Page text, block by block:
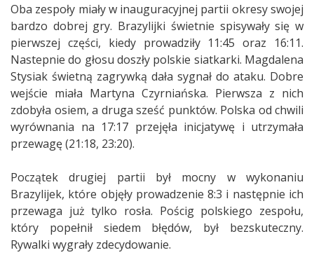
Oba zespoły miały w inauguracyjnej partii okresy swojej
bardzo dobrej gry. Brazylijki świetnie spisywały się w
pierwszej części, kiedy prowadziły 11:45 oraz 16:11.
Nastepnie do głosu doszły polskie siatkarki. Magdalena
Stysiak świetną zagrywką dała sygnał do ataku. Dobre
wejście miała Martyna Czyrniańska. Pierwsza z nich
zdobyła osiem, a druga sześć punktów. Polska od chwili
wyrównania na 17:17 przejęła inicjatywę i utrzymała
przewagę (21:18, 23:20).
Początek drugiej partii był mocny w wykonaniu
Brazylijek, które objęły prowadzenie 8:3 i następnie ich
przewaga już tylko rosła. Pościg polskiego zespołu,
który popełnił siedem błędów, był bezskuteczny.
Rywalki wygrały zdecydowanie.